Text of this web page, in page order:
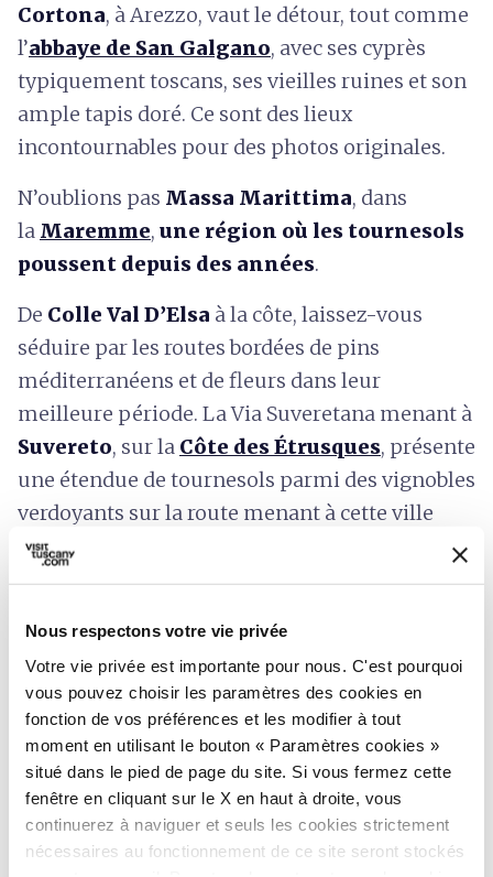
Nous respectons votre vie privée
Votre vie privée est importante pour nous. C'est pourquoi
vous pouvez choisir les paramètres des cookies en
fonction de vos préférences et les modifier à tout
moment en utilisant le bouton « Paramètres cookies »
situé dans le pied de page du site. Si vous fermez cette
fenêtre en cliquant sur le X en haut à droite, vous
continuerez à naviguer et seuls les cookies strictement
nécessaires au fonctionnement de ce site seront stockés
Cortona, à Arezzo, vaut le détour, tout comme
l’abbaye de San Galgano, avec ses cyprès
typiquement toscans, ses vieilles ruines et son
ample tapis doré. Ce sont des lieux
incontournables pour des photos originales.
N’oublions pas Massa Marittima, dans
la Maremme, une région où les tournesols
poussent depuis des années.
De Colle Val D’Elsa à la côte, laissez-vous
séduire par les routes bordées de pins
méditerranéens et de fleurs dans leur
meilleure période. La Via Suveretana menant à
Suvereto, sur la Côte des Étrusques, présente
une étendue de tournesols parmi des vignobles
verdoyants sur la route menant à cette ville
superbe.
(Grosseto) est un autre endroit où l’on peut se
perdre dans une mer dorée.